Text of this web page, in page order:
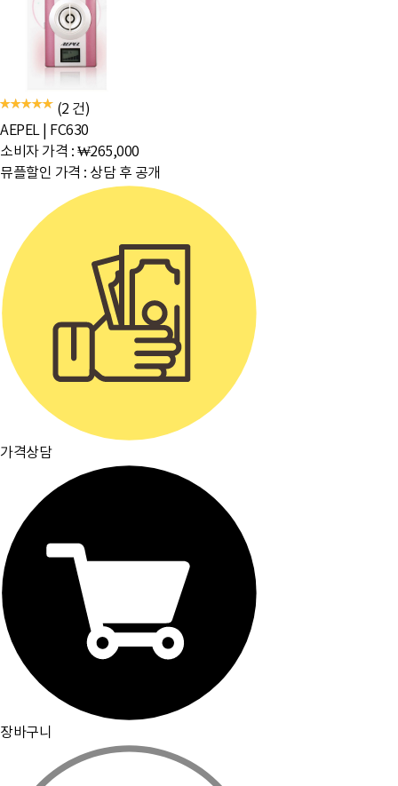
(2 건)
AEPEL
FC630
소비자 가격 : ₩265,000
뮤플할인 가격 : 상담 후 공개
가격상담
장바구니
이용약관 개인정보취급방침
[뮤플닷컴]
경기도 하남시 미사강변서로 16 하우스디스마트밸리 F209호(풍산동)
대표이사 : 오세준
[사업자정보 확인]
전화번호 : 02) 2057-7401~4
분쟁조정기관표시 : 소비자보호원, 전자거래분쟁중재위원회
이메일 : admin@muple.com (이메일주소 무단수
PC화면으로 보기